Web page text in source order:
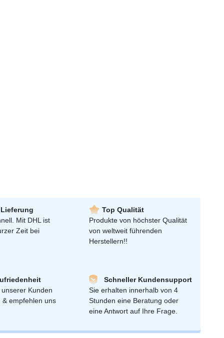
Mit DHL ist
Zeit bei
Top Qualität
Produkte von höchster Qualität
von weltweit führenden
Herstellern!!
Kunden
empfehlen uns
Schneller Kundensupport
Sie erhalten innerhalb von 4
Stunden eine Beratung oder
eine Antwort auf Ihre Frage.